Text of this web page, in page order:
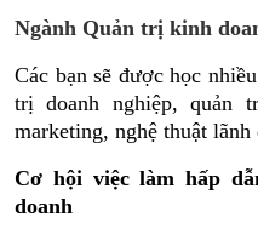
Ngành Quản trị kinh
Các bạn sẽ được học
trị doanh nghiệp, quản
marketing, nghệ thuật
Cơ hội việc làm hấp
doanh